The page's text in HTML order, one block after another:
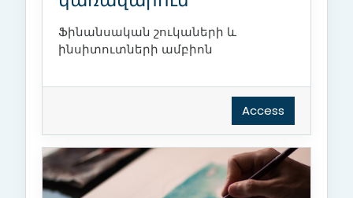
Ֆինանսական շուկաների և
ինսիտուտների ամբիոն
Access